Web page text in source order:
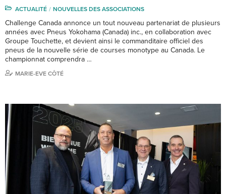
ACTUALITÉ NOUVELLES DES ASSOCIATIONS
Challenge Canada annonce un tout nouveau partenariat de plusieurs
années avec Pneus Yokohama (Canada) inc., en collaboration avec
Groupe Touchette, et devient ainsi le commanditaire officiel des
pneus de la nouvelle série de courses monotype au Canada. Le
championnat comprendra …
MARIE-EVE CÔTÉ